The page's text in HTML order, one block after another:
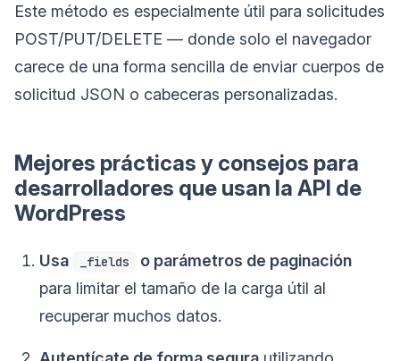
Este método es especialmente útil para solicitudes
POST/PUT/DELETE — donde solo el navegador
carece de una forma sencilla de enviar cuerpos de
solicitud JSON o cabeceras personalizadas.
Mejores prácticas y consejos para
desarrolladores que usan la API de
WordPress
Usa _fields
o parámetros de paginación
para limitar el tamaño de la carga útil al
recuperar muchos datos.